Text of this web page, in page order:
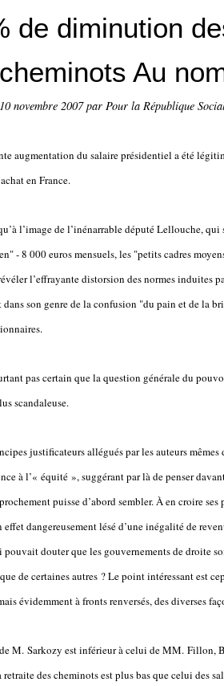
de diminution
Au
10 novembre 2007par Pour la République
augmentation du salaire présidentiel a été
en France.
l’image de l’inénarrable député Lellouche,
- 8 000 euros mensuels, les "petits cadres
l’effrayante distorsion des normes induites
son genre de la confusion "du pain et de la
pas certain que la question générale du
scandaleuse.
justificateurs allégués par les auteurs mêmes
à l’« équité », suggérant par là de penser
puisse d’abord sembler. À en croire
dangereusement lésé d’une inégalité de
douter que les gouvernements de droite
de certaines autres ? Le point intéressant est
évidemment à fronts renversés, des diverses
M. Sarkozy est inférieur à celui de MM. Fillon,
retraite des cheminots est plus bas que celui des